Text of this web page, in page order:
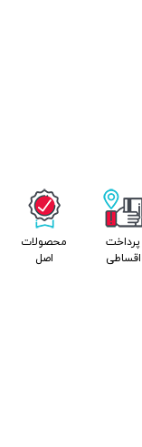
پرداخت
اقساطی
محصولات
اصل